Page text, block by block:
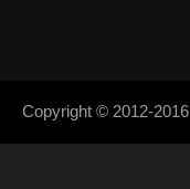
Copyright © 2012-2016